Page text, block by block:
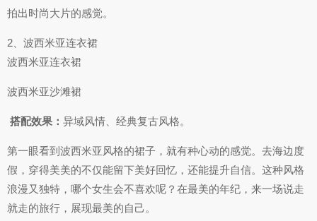
拍出时尚大片的感觉。
2、波西米亚连衣裙
波西米亚连衣裙
波西米亚沙滩裙
搭配效果： 异域风情、经典复古风格。
第一眼看到波西米亚风格的裙子，就有种心动的感觉。去海边度
假，穿得美美的不仅能留下美好回忆，还能提升自信。这种风格
浪漫又独特，哪个女生会不喜欢呢？在最美的年纪，来一场说走
就走的旅行，展现最美的自己。